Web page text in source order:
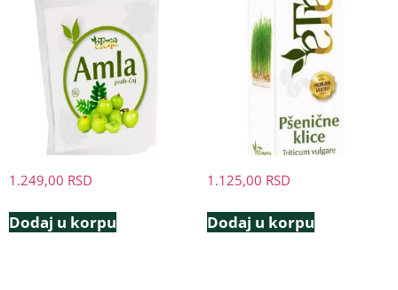
1.249,00 RSD
Dodaj u korpu
1.125,00 RSD
Dodaj u korpu